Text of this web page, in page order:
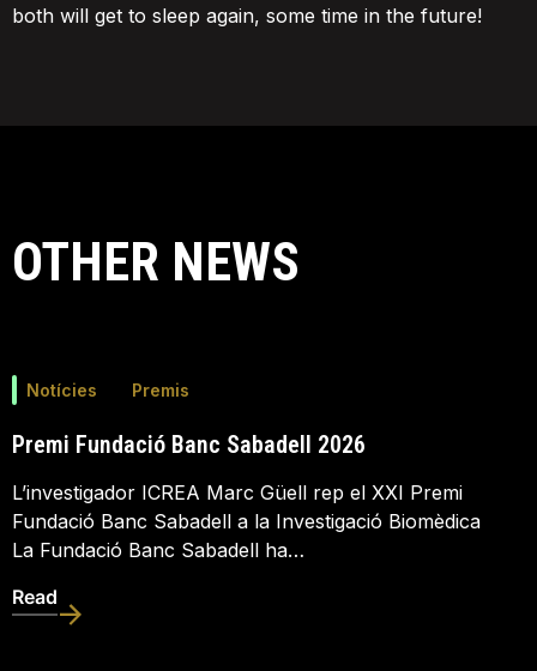
both will get to sleep again, some time in the future!
OTHER NEWS
Notícies Premis
Premi Fundació Banc Sabadell 2026
L’investigador ICREA Marc Güell rep el XXI Premi
Fundació Banc Sabadell a la Investigació Biomèdica
La Fundació Banc Sabadell ha…
Read